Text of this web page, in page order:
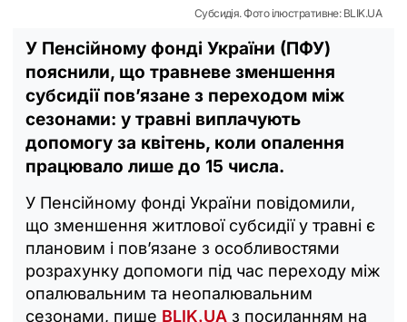
Субсидія. Фото ілюстративне: BLIK.UA
У Пенсійному фонді України (ПФУ)
пояснили, що травневе зменшення
субсидії пов’язане з переходом між
сезонами: у травні виплачують
допомогу за квітень, коли опалення
працювало лише до 15 числа.
У Пенсійному фонді України повідомили,
що зменшення житлової субсидії у травні є
плановим і пов’язане з особливостями
розрахунку допомоги під час переходу між
опалювальним та неопалювальним
сезонами, пише BLIK.UA з посиланням на